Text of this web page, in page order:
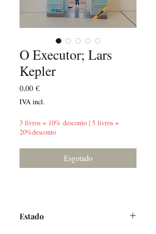
O Executor; Lars
Kepler
0,00 €Preço
IVA incl.
3 livros = 10% desconto | 5 livros =
20%desconto
Esgotado
Estado